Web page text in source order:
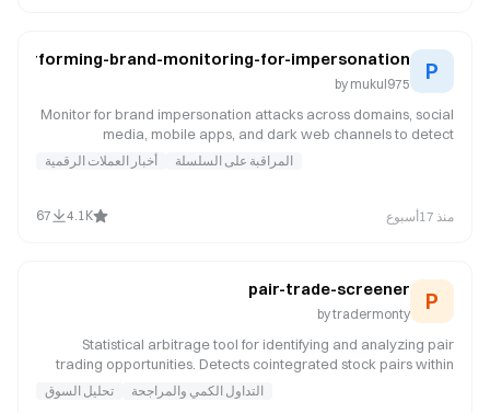
P
performing-brand-monitoring-for-impersonation
by mukul975
Monitor for brand impersonation attacks across domains, social
media, mobile apps, and dark web channels to detect
المراقبة على السلسلة أخبار العملات الرقمية
منذ 17أسبوع 4.1K
67
P
pair-trade-screener
bytradermonty
Statistical arbitrage tool for identifying and analyzing pair
trading opportunities. Detects cointegrated stock pairs within
sectors, analyzes spread behavior, calculates z-scores, and
provides entry/exit recommendations for market-neutral
التداول الكمي والمراجحة تحليل السوق